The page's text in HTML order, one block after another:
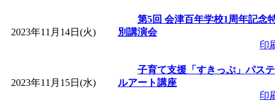
2023年11月14日(火)
第5回 会津百年学校1周年記念
別講演会
印
2023年11月15日(水)
子育て支援「すきっぷ」パステ
ルアート講座
印